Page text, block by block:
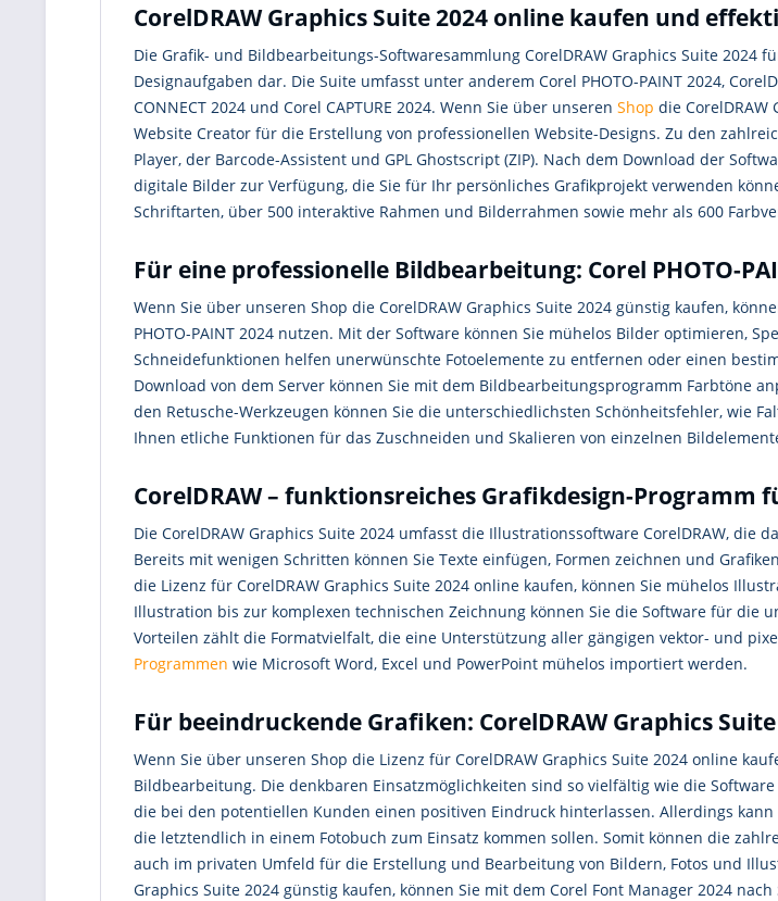
CorelDRAW Graphics Suite 2024 online kaufen und
Die Grafik- und Bildbearbeitungs-Softwaresammlung CorelDRAW Graphics Suite
Designaufgaben dar. Die Suite umfasst unter anderem Corel PHOTO-PAINT 2024,
CONNECT 2024 und Corel CAPTURE 2024. Wenn Sie über unseren Shop die
Website Creator für die Erstellung von professionellen Website-Designs. Zu den
Player, der Barcode-Assistent und GPL Ghostscript (ZIP). Nach dem Download der
digitale Bilder zur Verfügung, die Sie für Ihr persönliches Grafikprojekt verwenden
Schriftarten, über 500 interaktive Rahmen und Bilderrahmen sowie mehr als 600
Für eine professionelle Bildbearbeitung: Corel PHOTO-
Wenn Sie über unseren Shop die CorelDRAW Graphics Suite 2024 günstig kaufen,
PHOTO-PAINT 2024 nutzen. Mit der Software können Sie mühelos Bilder optimieren,
Schneidefunktionen helfen unerwünschte Fotoelemente zu entfernen oder einen
Download von dem Server können Sie mit dem Bildbearbeitungsprogramm Farbtöne
den Retusche-Werkzeugen können Sie die unterschiedlichsten Schönheitsfehler, wie
Ihnen etliche Funktionen für das Zuschneiden und Skalieren von einzelnen
CorelDRAW – funktionsreiches Grafikdesign-Programm
Die CorelDRAW Graphics Suite 2024 umfasst die Illustrationssoftware CorelDRAW,
Bereits mit wenigen Schritten können Sie Texte einfügen, Formen zeichnen und
die Lizenz für CorelDRAW Graphics Suite 2024 online kaufen, können Sie mühelos
Illustration bis zur komplexen technischen Zeichnung können Sie die Software für die
Vorteilen zählt die Formatvielfalt, die eine Unterstützung aller gängigen vektor- und
Programmen wie Microsoft Word, Excel und PowerPoint mühelos importiert werden.
Für beeindruckende Grafiken: CorelDRAW Graphics
Wenn Sie über unseren Shop die Lizenz für CorelDRAW Graphics Suite 2024 online
Bildbearbeitung. Die denkbaren Einsatzmöglichkeiten sind so vielfältig wie die
die bei den potentiellen Kunden einen positiven Eindruck hinterlassen. Allerdings
die letztendlich in einem Fotobuch zum Einsatz kommen sollen. Somit können die
auch im privaten Umfeld für die Erstellung und Bearbeitung von Bildern, Fotos und
Graphics Suite 2024 günstig kaufen, können Sie mit dem Corel Font Manager 2024